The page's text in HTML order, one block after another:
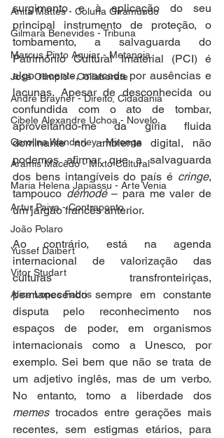
Anita Mattes - Coluna Giramundo
Gilmara Benevides - Tribuna
Marcus Pinto Aguiar - Metanoia
José Olímpio - Collaborate
André Brayner - Direito, Cidadania
Cibele Alexandre Uchoa - Novelo
Carolina Wanderley - Mironga
Aramis Macêdo - Mixto Cultural
Maria Helena Japiassu - Arte Venia
Artur Paiva - Contraponto
João Polaro
Yussef Daibert
Vitor Studart
Alice Lopes Fabris
surgimento e à aplicação do seu
principal instrumento de proteção, o
tombamento, a salvaguarda do
Patrimônio Cultural Imaterial (PCI) é
algo recente, marcada por ausências e
lacunas. Apesar de desconhecida ou
confundida com o ato de tombar,
aproveitando-me da gíria fluida
dominante no ambiente digital, não
podemos afirmar que a salvaguarda
dos bens intangíveis do país é cringe,
tampouco démodé – para me valer de
um jargão francês anterior.
Ao contrário, está na agenda
internacional de valorização das
culturas transfronteiriças,
permanecendo sempre em constante
disputa pelo reconhecimento nos
espaços de poder, em organismos
internacionais como a Unesco, por
exemplo. Sei bem que não se trata de
um adjetivo inglês, mas de um verbo.
memes trocados entre gerações mais
recentes, sem estigmas etários, para